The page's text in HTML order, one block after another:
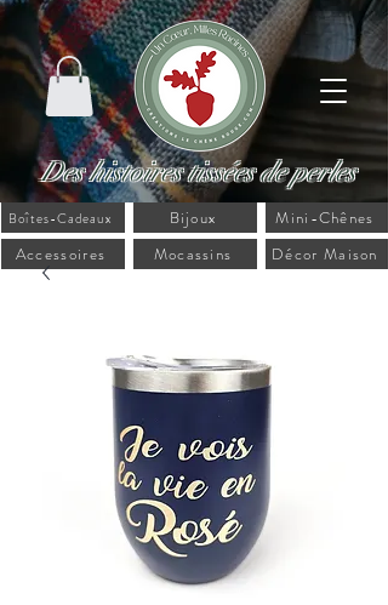
Des histoires tissées de perles
Décor Maison
Bijoux
Accessoires
Mocassins
Mini-Chênes
Boîtes-Cadeaux